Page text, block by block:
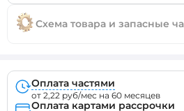
Схема товара и запасные
Оплата частями
от 2,22 руб/мес на 60 месяцев
Оплата картами рассрочки